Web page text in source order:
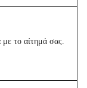
το αίτημά σας.